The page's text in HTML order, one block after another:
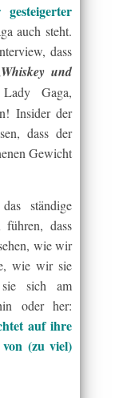
auch steht.
dass
und
Gaga,
Insider der
dass der
Gewicht
ständige
führen, dass
wie wir
wie wir sie
sich am
oder her:
auf ihre
(zu viel)